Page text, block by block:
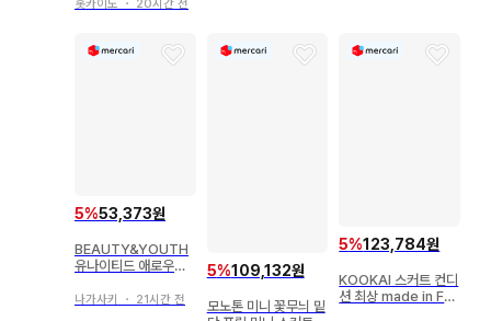
홋카이도 ・ 20시간 전
5%53,373원
BEAUTY&YOUTH
유나이티드 애로우즈
트
나가사키 ・ 21시간 전
5%109,132원
모노톤 미니 꽃무늬 밑
5%123,784원
KOOKAI 스커트 컨디
션 최상 made in Fra